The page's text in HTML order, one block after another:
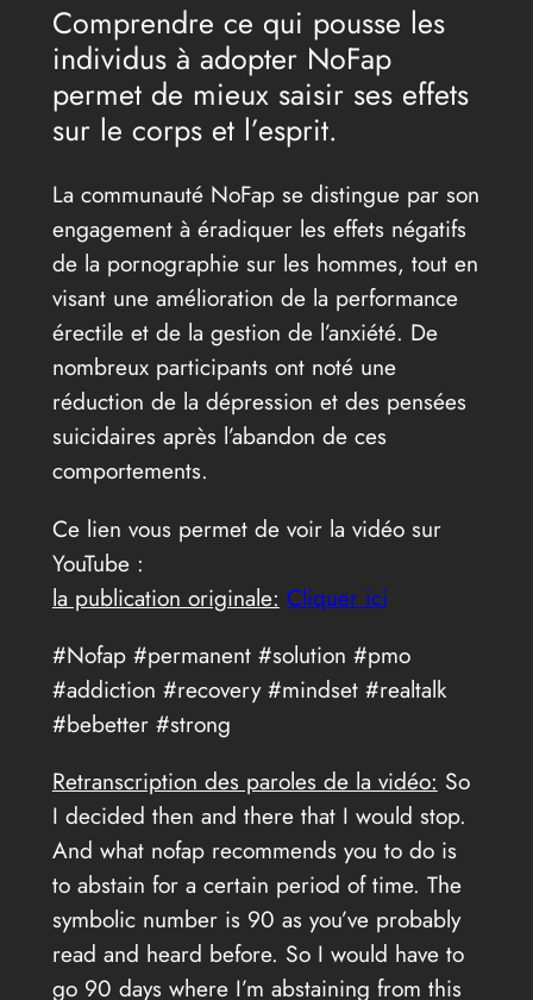
Comprendre ce qui pousse les
individus à adopter NoFap
permet de mieux saisir ses effets
sur le corps et l’esprit.
La communauté NoFap se distingue par son
engagement à éradiquer les effets négatifs
de la pornographie sur les hommes, tout en
visant une amélioration de la performance
érectile et de la gestion de l’anxiété. De
nombreux participants ont noté une
réduction de la dépression et des pensées
suicidaires après l’abandon de ces
comportements.
Ce lien vous permet de voir la vidéo sur
YouTube :
la publication originale: Cliquer ici
#Nofap #permanent #solution #pmo
#addiction #recovery #mindset #realtalk
#bebetter #strong
Retranscription des paroles de la vidéo: So
I decided then and there that I would stop.
And what nofap recommends you to do is
to abstain for a certain period of time. The
symbolic number is 90 as you’ve probably
read and heard before. So I would have to
go 90 days where I’m abstaining from this